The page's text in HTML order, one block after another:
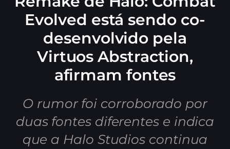
Evolved está sendo co-
desenvolvido pela
Virtuos Abstraction,
afirmam fontes
O rumor foi corroborado por
duas fontes diferentes e indica
que a Halo Studios continua